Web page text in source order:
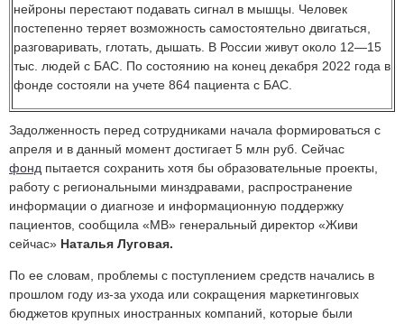
нейроны перестают подавать сигнал в мышцы. Человек
постепенно теряет возможность самостоятельно двигаться,
разговаривать, глотать, дышать. В России живут около 12—15
тыс. людей с БАС. По состоянию на конец декабря 2022 года в
фонде состояли на учете 864 пациента с БАС.
Задолженность перед сотрудниками начала формироваться с
апреля и в данный момент достигает 5 млн руб. Сейчас
фонд пытается сохранить хотя бы образовательные проекты,
работу с региональными минздравами, распространение
информации о диагнозе и информационную поддержку
пациентов, сообщила «МВ» генеральный директор «Живи
сейчас» Наталья Луговая.
По ее словам, проблемы с поступлением средств начались в
прошлом году из-за ухода или сокращения маркетинговых
бюджетов крупных иностранных компаний, которые были